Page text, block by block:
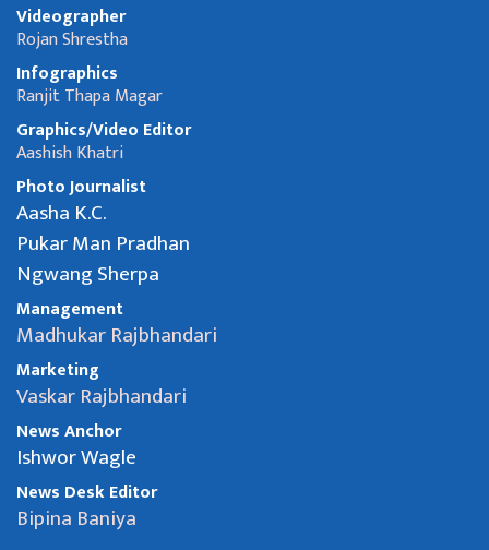
Videographer
Rojan Shrestha
Infographics
Ranjit Thapa Magar
Graphics/Video Editor
Aashish Khatri
Photo Journalist
Aasha K.C.
Pukar Man Pradhan
Ngwang Sherpa
Management
Madhukar Rajbhandari
Marketing
Vaskar Rajbhandari
News Anchor
Ishwor Wagle
News Desk Editor
Bipina Baniya